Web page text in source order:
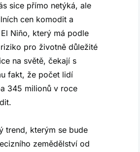
sice přímo netýká, ale
cen komodit a
Niño, který má podle
pro životně důležité
na světě, čekají s
fakt, že počet lidí
345 milionů v roce
trend, kterým se bude
zemědělství od